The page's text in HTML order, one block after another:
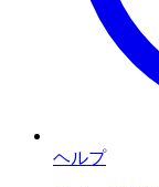
ヘルプ